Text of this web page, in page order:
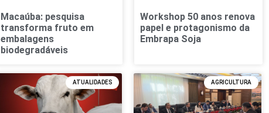
Macaúba: pesquisa
transforma fruto em
embalagens
biodegradáveis
Workshop 50 anos renova
papel e protagonismo da
Embrapa Soja
ATUALIDADES AGRICULTURA